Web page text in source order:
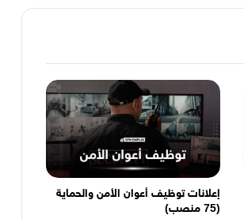
إعلانات توظيف أعوان الأمن والحماية
(75 منصب)